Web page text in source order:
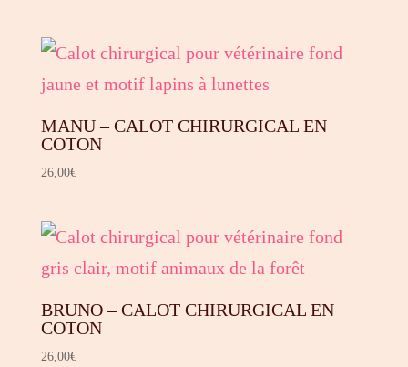
MANU – CALOT CHIRURGICAL EN
COTON
26,00€
BRUNO – CALOT CHIRURGICAL EN
COTON
26,00€